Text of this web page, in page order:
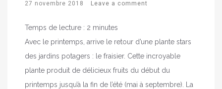
27 novembre 2018 Leave a comment
Temps de lecture : 2 minutes
Avec le printemps, arrive le retour d’une plante stars
des jardins potagers : le fraisier. Cette incroyable
plante produit de délicieux fruits du début du
printemps jusqu’à la fin de l’été (mai à septembre). La